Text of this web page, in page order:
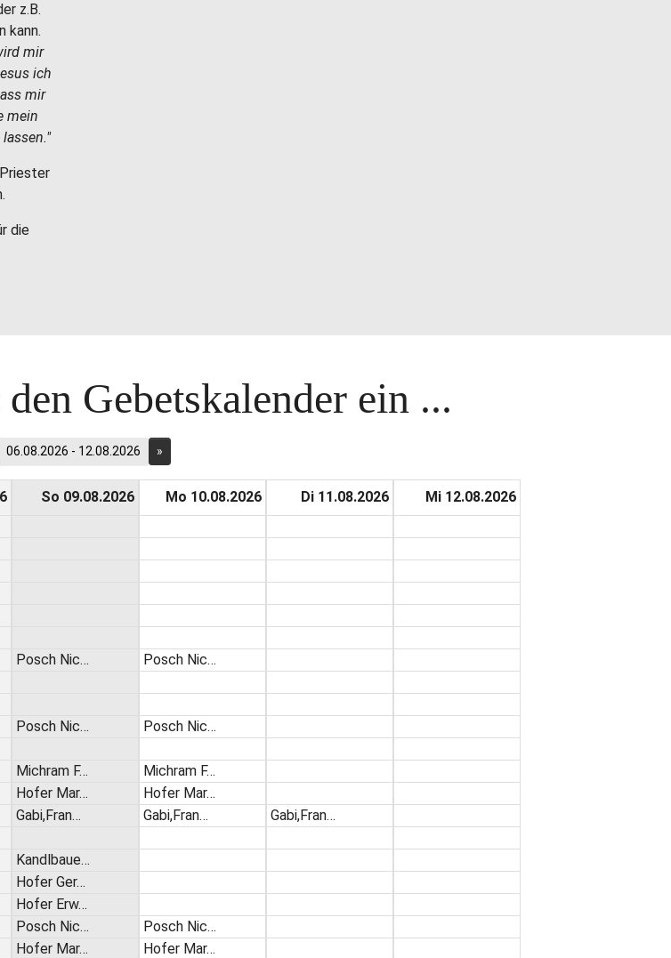
z.B.
kann.
mir
ich
mir
mein
die
Gebetskalender ein ...
06.08.2026 - 12.08.2026 »
So 09.08.2026
Posch Nic…
Posch Nic…
Michram F…
Hofer Mar…
Gabi,Fran…
Kandlbaue…
Hofer Ger…
Hofer Erw…
Posch Nic…
Hofer Mar…
Mo 10.08.2026
Posch Nic…
Posch Nic…
Michram F…
Hofer Mar…
Gabi,Fran…
Posch Nic…
Hofer Mar…
Di 11.08.2026
Gabi,Fran…
Mi 12.08.2026